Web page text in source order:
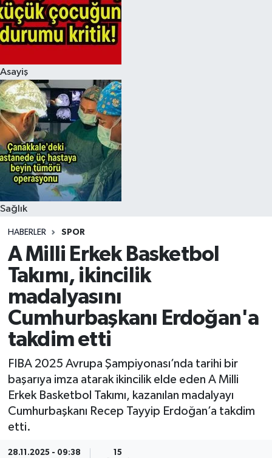
Asayiş
Sağlık
HABERLER SPOR
A Milli Erkek Basketbol
Takımı, ikincilik
madalyasını
Cumhurbaşkanı Erdoğan'a
takdim etti
FIBA 2025 Avrupa Şampiyonası’nda tarihi bir
başarıya imza atarak ikincilik elde eden A Milli
Erkek Basketbol Takımı, kazanılan madalyayı
Cumhurbaşkanı Recep Tayyip Erdoğan’a takdim
etti.
28.11.2025 - 09:38 15